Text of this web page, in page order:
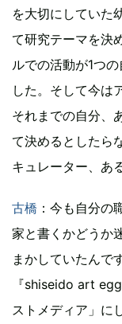
を大切にしていた
て研究テーマを決
ルでの活動が1つ
した。そして今は
それまでの自分、
て決めるとしたら
キュレーター、あ
古橋 ：今も自分の
家と書くかどうか
まかしていたんで
『shiseido art
ストメディア」に